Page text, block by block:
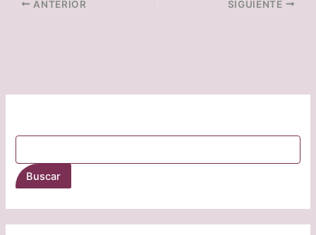
ANTERIOR SIGUIENTE
Buscar